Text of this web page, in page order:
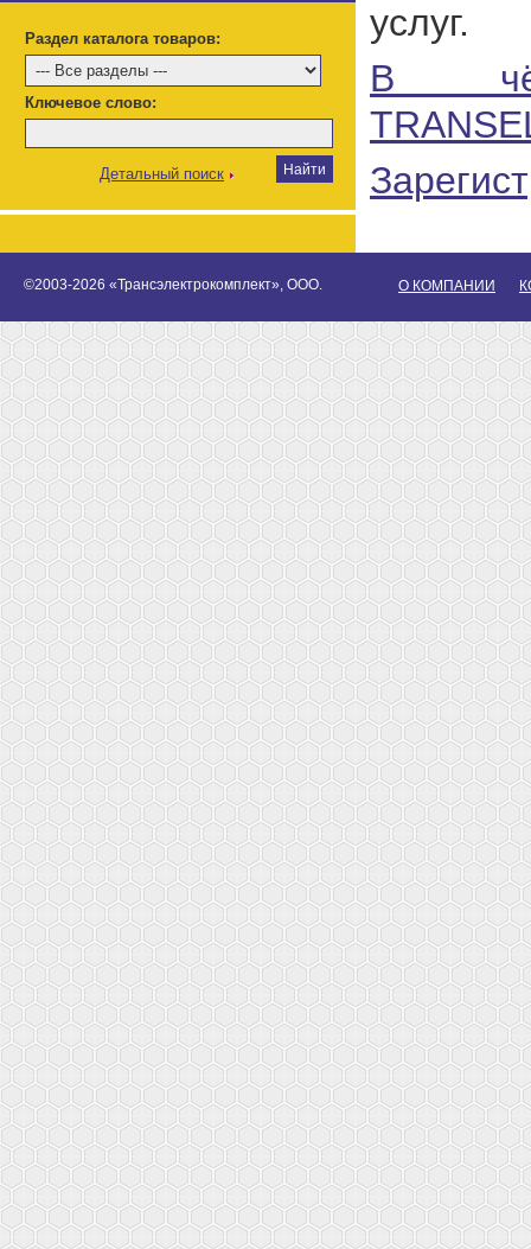
Раздел каталога товаров:
Ключевое слово:
Детальный поиск
услуг.
В
©2003-2026 «Трансэлектрокомплект», ООО. О КОМПАНИИ